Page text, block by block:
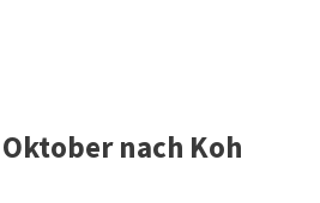
nach Koh